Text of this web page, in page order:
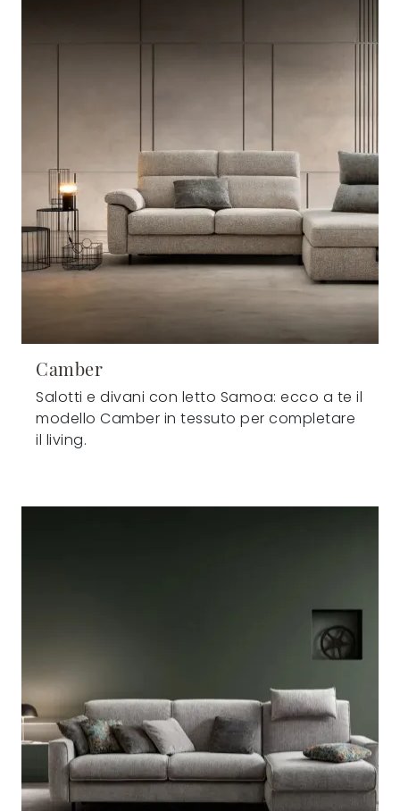
Camber
Salotti e divani con letto Samoa: ecco a te il
modello Camber in tessuto per completare
il living.